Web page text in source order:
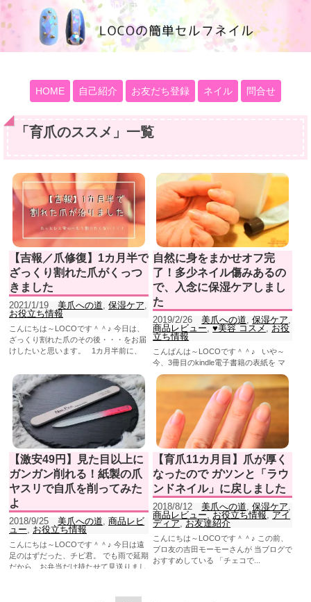
100均大好きママブログ
HOME 自己紹介 お友だち登録 ネイル 問合せ
「 育爪のススメ 」 一覧
【吉報／爪修復】1カ月半で
ざっくり割れた爪がくっつ
きました
2021/1/19 美爪への道,保湿ケア,
お役立ち情報
こんにちは～LOCOです＾＾♪ 今日は、
ざっくり割れた爪のその後・・・をお届
けしたいと思います。 1カ月半前に、
自然に身をまかせオフ完
了！多少ネイル傷みあるの
で、入念に保湿ケアしまし
た
2019/2/26 美爪への道,保湿ケア,
商品レビュー,♥美容 コスメ , お役
立ち情報
こんばんは～LOCOです＾＾♪ いや～
今、3冊目のkindle電子書籍の表紙を マ
マ友ちゃんにお願いしてるのですが、か
なりカッコいい＆素...
【激安49円】見た目以上に
ガンガン削れる！紙製の爪
ヤスリで自爪を削ってみた
よ
2018/9/25 美爪への道,商品レビ
ュー, お役立ち情報
こんにちは～LOCOです＾＾♪ 今日は遠
足のはずだった、チビ君。 でも雨で延期
だから、お弁当だけ持たせて見送りまし
【育爪11カ月目】爪が厚く
なったので ガツンと「ラウ
ンドネイル」に戻しました
2018/8/12 美爪への道,保湿ケア,
商品レビュー, お役立ち情報, アイ
ディア, お友達紹介
こんにちは～LOCOです＾＾♪ この前、
ブロ友の吉田モーモーさんが 当ブログで
おすすめしている 「チェコで...